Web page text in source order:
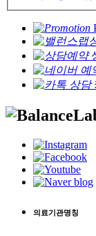
의료기관명칭